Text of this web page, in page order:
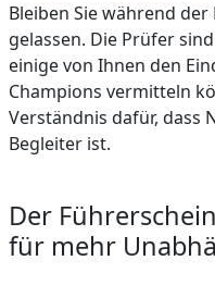
Bleiben Sie während
gelassen. Die Prüfer
einige von Ihnen den
Champions vermitteln
Verständnis dafür, dass
Begleiter ist.
Der
für mehr